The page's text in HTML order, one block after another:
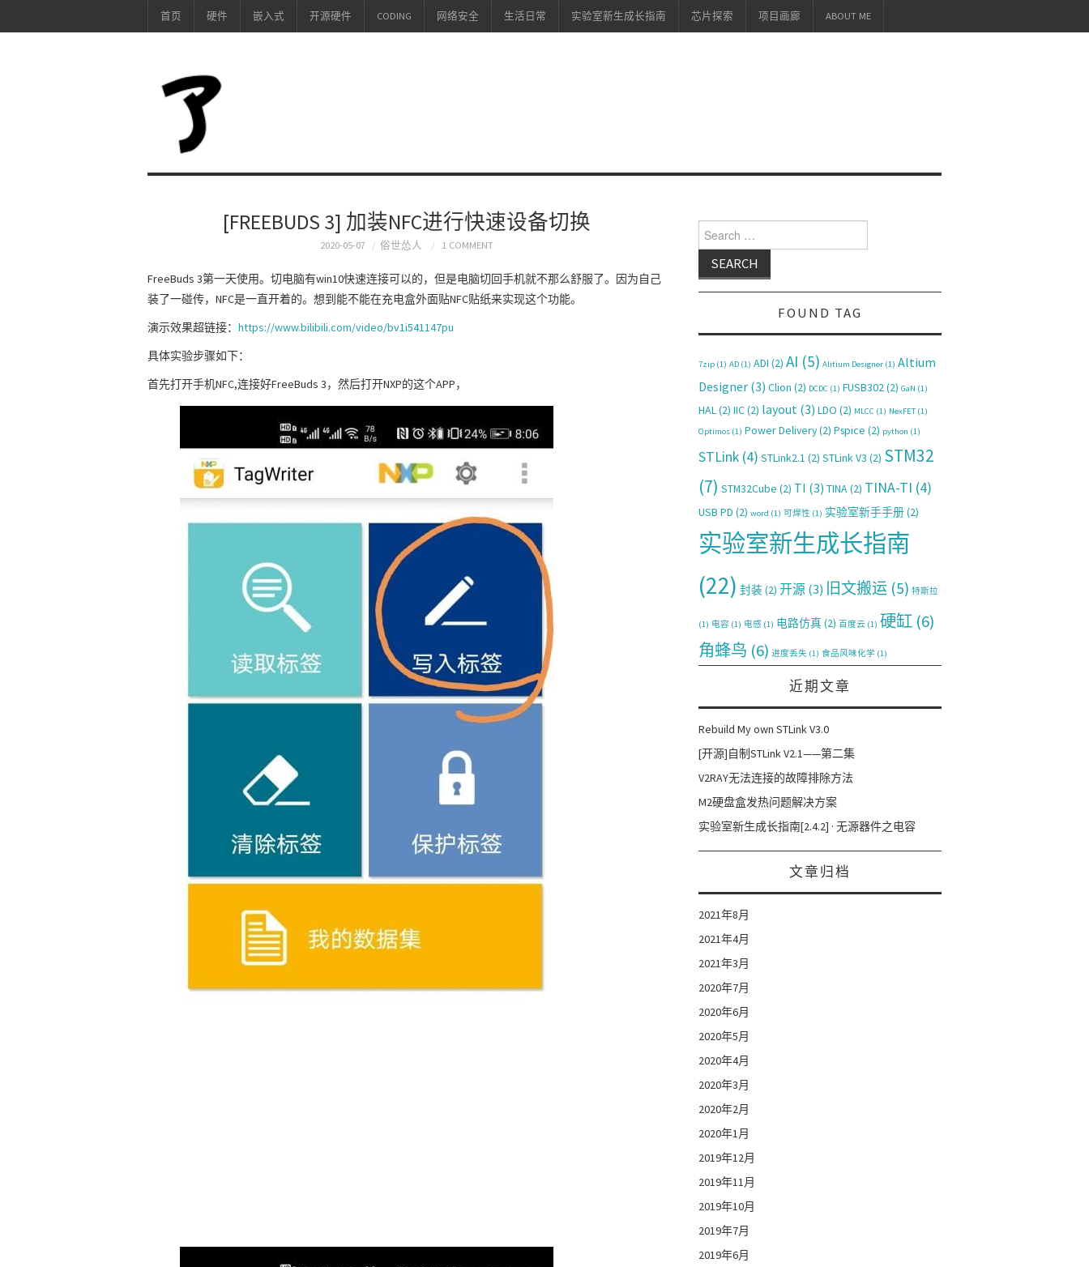
首页 硬件 嵌入式 开源硬件 CODING 网络安全 生活日常 实验室新生成长指南 芯片探索 项目画廊 ABOUT ME
[FREEBUDS 3] 加装NFC进行快速设备切换
2020-05-07 俗世怂人 1 COMMENT
FreeBuds 3第一天使用。切电脑有win10快速连接可以的，但是电脑切回手机就不那么舒服了。因为自己
装了一碰传，NFC是一直开着的。想到能不能在充电盒外面贴NFC贴纸来实现这个功能。
演示效果超链接： https://www.bilibili.com/video/bv1i541147pu
具体实验步骤如下：
首先打开手机NFC,连接好FreeBuds 3，然后打开NXP的这个APP，
Search for:
FOUND TAG
7zip (1) AD (1) ADI (2) AI (5) Alitium Designer (1) Altium
Designer (3) Clion (2) DCDC (1) FUSB302(2) GaN (1)
HAL(2) IIC(2) layout (3) LDO (2) MLCC (1) NexFET (1)
Optimos (1) Power Delivery(2) Pspice (2) python (1)
STLink (4) STLink2.1 (2) STLink V3 (2) STM32
(7) STM32Cube (2) TI (3) TINA(2) TINA-TI (4)
USB PD (2) word (1) 可焊性 (1) 实验室新手手册(2)
实验室新生成长指南
(22) 封装 (2) 开源 (3) 旧文搬运 (5) 特斯拉
(1) 电容 (1) 电感 (1) 电路仿真 (2) 百度云 (1) 硬缸 (6)
角蜂鸟 (6) 进度丢失 (1) 食品风味化学 (1)
近期文章
Rebuild My own STLink V3.0
[开源]自制STLink V2.1——第二集
V2RAY无法连接的故障排除方法
M2硬盘盒发热问题解决方案
实验室新生成长指南[2.4.2] · 无源器件之电容
文章归档
2021年8月
2021年4月
2021年3月
2020年7月
2020年6月
2020年5月
2020年4月
2020年3月
2020年2月
2020年1月
2019年12月
2019年11月
2019年10月
2019年7月
2019年6月